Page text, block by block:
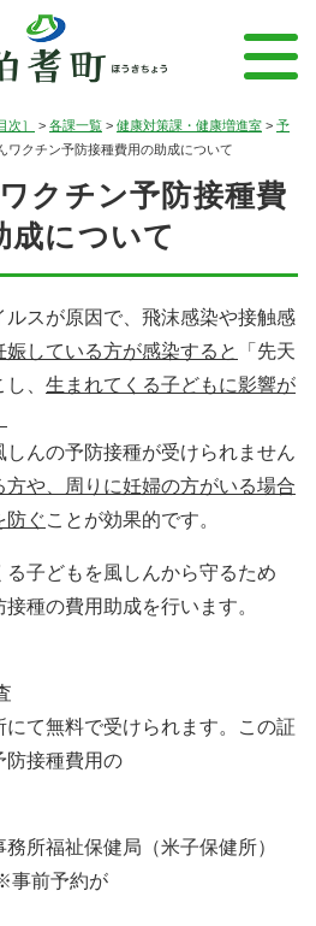
］ > 各課一覧 > 健康対策課・健康増進室 > 予
ワクチン予防接種費用の助成について
クチン予防接種費
成について
スが原因で、飛沫感染や接触感
娠している方が感染すると
「先天
、 生まれてくる子どもに影響が
んの予防接種が受けられません
方や、周りに妊婦の方がいる場合
防ぐことが効果的です。
子どもを風しんから守るため
種の費用助成を行います。
て無料で受けられます。この証
防接種費用の
所福祉保健局（米子保健所）
前予約が